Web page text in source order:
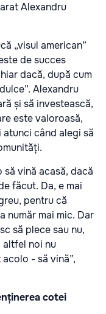
Alexandru
„visul american”
de succes
dacă, după cum
Alexandru
și să investească,
este valoroasă,
când alegi să
să vină acasă, dacă
făcut. Da, e mai
pentru că
număr mai mic. Dar
să plece sau nu,
altfel noi nu
- să vină”,
cotei